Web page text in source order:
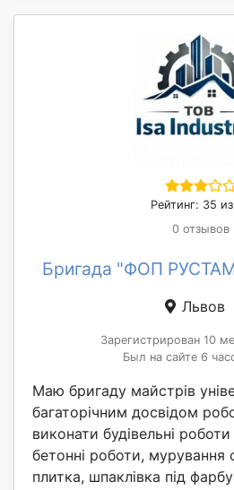
Рейтинг: 35
0 отзывов
Бригада "ФОП
Львов
Зарегистрирован 10
Был на сайте 6
Маю бригаду майстрів
багаторічним досвідом
виконати будівельні
бетонні роботи, мурування
плитка, шпаклівка під